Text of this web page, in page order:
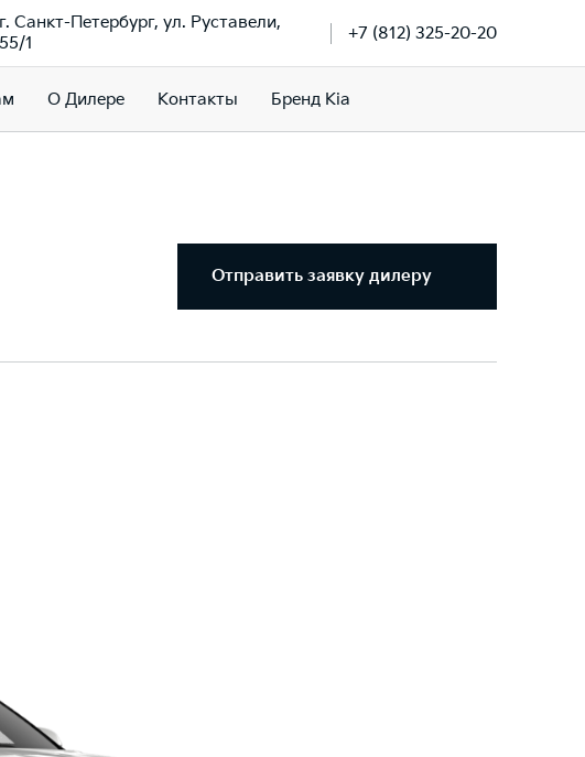
г. Санкт-Петербург, ул. Руставели,
55/1
+7 (812) 325-20-20
О Дилере Контакты Бренд Kia
Отправить заявку дилеру